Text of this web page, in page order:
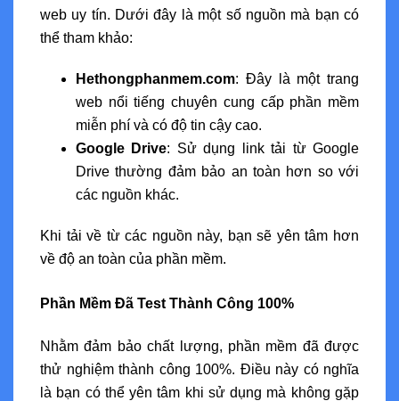
web uy tín. Dưới đây là một số nguồn mà bạn có
thể tham khảo:
Hethongphanmem.com: Đây là một trang
web nổi tiếng chuyên cung cấp phần mềm
miễn phí và có độ tin cậy cao.
Google Drive: Sử dụng link tải từ Google
Drive thường đảm bảo an toàn hơn so với
các nguồn khác.
Khi tải về từ các nguồn này, bạn sẽ yên tâm hơn
về độ an toàn của phần mềm.
Phần Mềm Đã Test Thành Công 100%
Nhằm đảm bảo chất lượng, phần mềm đã được
thử nghiệm thành công 100%. Điều này có nghĩa
là bạn có thể yên tâm khi sử dụng mà không gặp